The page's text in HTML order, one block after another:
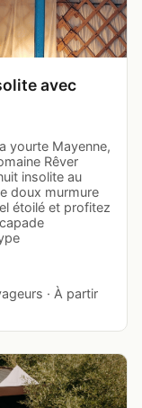
avec
yourte Mayenne,
Rêver
insolite au
doux murmure
étoilé et profitez
· À partir